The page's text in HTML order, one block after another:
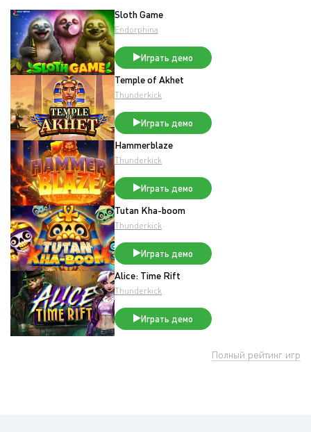
Sloth Game
Endorphina
Играть демо
Temple of Akhet
Thunderkick
Играть демо
Hammerblaze
Thunderkick
Играть демо
Tutan Kha-boom
Thunderkick
Играть демо
Alice: Time Rift
Thunderkick
Играть демо
Полный рейтинг игр